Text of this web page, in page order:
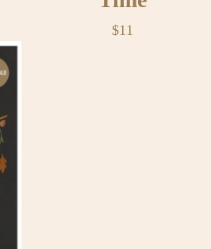
$11